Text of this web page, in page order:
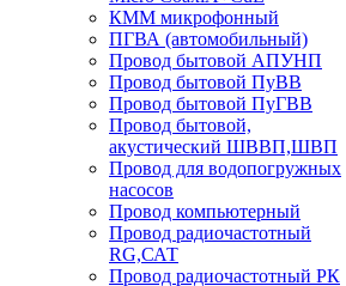
КММ микрофонный
ПГВА (автомобильный)
Провод бытовой АПУНП
Провод бытовой ПуВВ
Провод бытовой ПуГВВ
Провод бытовой,
акустический ШВВП,ШВП
Провод для водопогружных
насосов
Провод компьютерный
Провод радиочастотный
RG,САТ
Провод радиочастотный РК